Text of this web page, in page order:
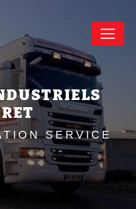
SERVICE